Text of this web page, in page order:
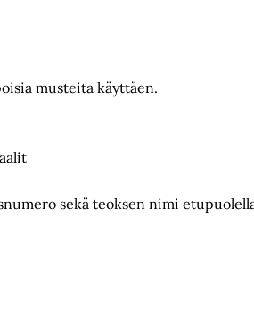
musteita käyttäen.
sekä teoksen nimi